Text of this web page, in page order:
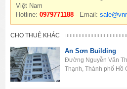
Việt Nam
Hotline:0979771188 - Email:
CHO THUÊ KHÁC
An Sơn Building
Đường Nguyễn Văn
Thạnh, Thành phố Hồ